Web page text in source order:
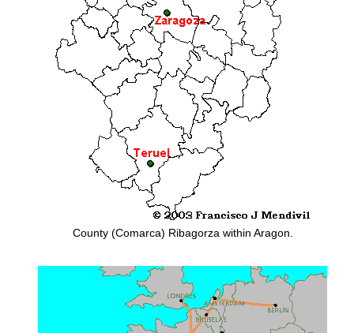
County (Comarca) Ribagorza within Aragon.